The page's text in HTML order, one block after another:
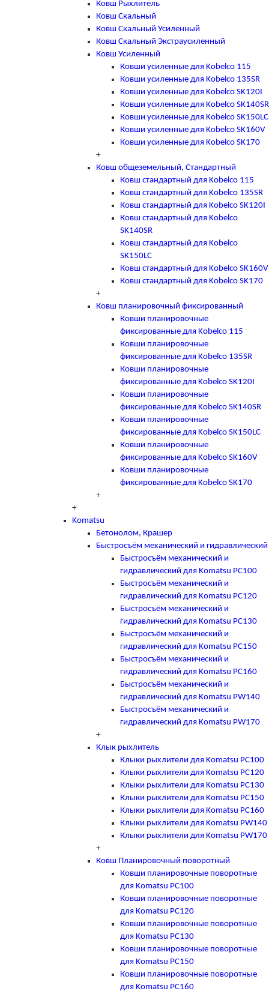
Ковш Рыхлитель
Ковш Скальный
Ковш Скальный Усиленный
Ковш Скальный Экстраусиленный
Ковш Усиленный
Ковши усиленные для Kobelco 115
Ковши усиленные для Kobelco 135SR
Ковши усиленные для Kobelco SK120I
Ковши усиленные для Kobelco SK140SR
Ковши усиленные для Kobelco SK150LC
Ковши усиленные для Kobelco SK160V
Ковши усиленные для Kobelco SK170
+
Ковш общеземельный, Стандартный
Ковш стандартный для Kobelco 115
Ковш стандартный для Kobelco 135SR
Ковш стандартный для Kobelco SK120I
Ковш стандартный для Kobelco
SK140SR
Ковш стандартный для Kobelco
SK150LC
Ковш стандартный для Kobelco SK160V
Ковш стандартный для Kobelco SK170
+
Ковш планировочный фиксированный
Ковши планировочные
фиксированные для Kobelco 115
Ковши планировочные
фиксированные для Kobelco 135SR
Ковши планировочные
фиксированные для Kobelco SK120I
Ковши планировочные
фиксированные для Kobelco SK140SR
Ковши планировочные
фиксированные для Kobelco SK150LC
Ковши планировочные
фиксированные для Kobelco SK160V
Ковши планировочные
фиксированные для Kobelco SK170
+
+
Komatsu
Бетонолом, Крашер
Быстросъём механический и гидравлический
Быстросъём механический и
гидравлический для Komatsu PC100
Быстросъём механический и
гидравлический для Komatsu PC120
Быстросъём механический и
гидравлический для Komatsu PC130
Быстросъём механический и
гидравлический для Komatsu PC150
Быстросъём механический и
гидравлический для Komatsu PC160
Быстросъём механический и
гидравлический для Komatsu PW140
Быстросъём механический и
гидравлический для Komatsu PW170
+
Клык рыхлитель
Клыки рыхлители для Komatsu PC100
Клыки рыхлители для Komatsu PC120
Клыки рыхлители для Komatsu PC130
Клыки рыхлители для Komatsu PC150
Клыки рыхлители для Komatsu PC160
Клыки рыхлители для Komatsu PW140
Клыки рыхлители для Komatsu PW170
+
Ковш Планировочный поворотный
Ковши планировочные поворотные
для Komatsu PC100
Ковши планировочные поворотные
для Komatsu PC120
Ковши планировочные поворотные
для Komatsu PC130
Ковши планировочные поворотные
для Komatsu PC150
Ковши планировочные поворотные
для Komatsu PC160